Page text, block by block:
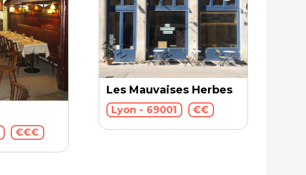
€€€
Les Mauvaises Herbes
Lyon - 69001 €€